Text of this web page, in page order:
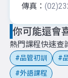
傳真：
你可能還會
熱門課程快速查
品管初訓
外語課程